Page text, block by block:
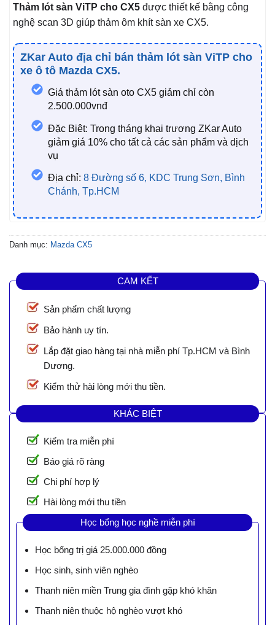
Thảm lót sàn ViTP cho CX5 được thiết kế bằng công
nghệ scan 3D giúp thảm ôm khít sàn xe CX5.
ZKar Auto địa chỉ bán thảm lót sàn ViTP cho
xe ô tô Mazda CX5.
Giá thảm lót sàn oto CX5 giảm chỉ còn
2.500.000vnđ
Đặc Biêt: Trong tháng khai trương ZKar Auto
giảm giá 10% cho tất cả các sản phẩm và dịch
vụ
Địa chỉ: 8 Đường số 6, KDC Trung Sơn, Bình
Chánh, Tp.HCM
Danh mục: Mazda CX5
CAM KẾT
Sản phẩm chất lượng
Bảo hành uy tín.
Lắp đặt giao hàng tại nhà miễn phí Tp.HCM và Bình
Dương.
Kiểm thử hài lòng mới thu tiền.
KHÁC BIỆT
Kiểm tra miễn phí
Báo giá rõ ràng
Chi phí hợp lý
Hài lòng mới thu tiền
Học bổng học nghề miễn phí
Học bổng trị giá 25.000.000 đồng
Học sinh, sinh viên nghèo
Thanh niên miền Trung gia đình gặp khó khăn
Thanh niên thuộc hộ nghèo vượt khó